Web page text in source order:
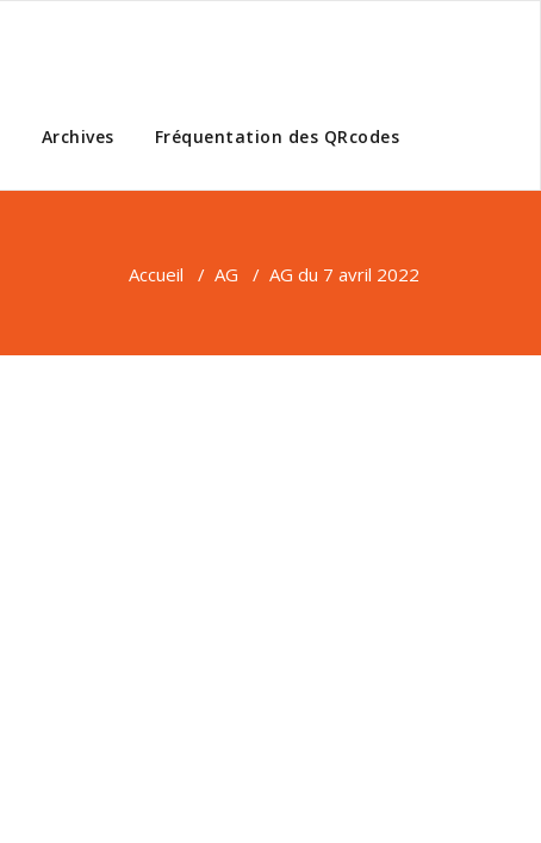
Archives Fréquentation des QRcodes
Accueil / AG / AG du 7 avril 2022